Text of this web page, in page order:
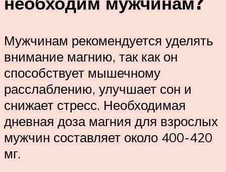
Мужчинам рекомендуется уделять
внимание магнию, так как он
способствует мышечному
расслаблению, улучшает сон и
снижает стресс. Необходимая
дневная доза магния для взрослых
мужчин составляет около 400-420
мг.